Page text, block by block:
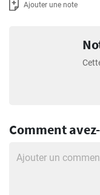
Ajouter une note
Comment